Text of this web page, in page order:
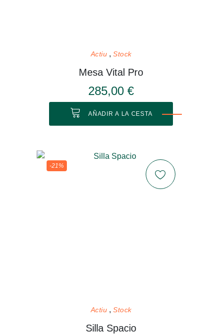
Actiu Stock
Mesa Vital Pro
285,00 €
AÑADIR A LA CESTA
-21%
Actiu Stock
Silla Spacio